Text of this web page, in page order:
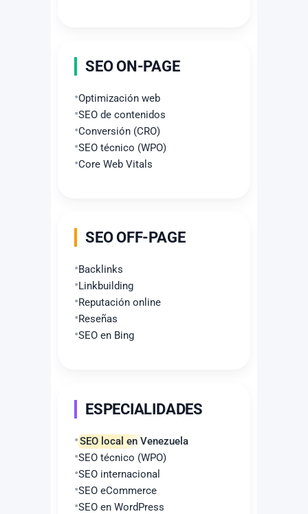
SEO ON-PAGE
Optimización web
SEO de contenidos
Conversión (CRO)
SEO técnico (WPO)
Core Web Vitals
SEO OFF-PAGE
Backlinks
Linkbuilding
Reputación online
Reseñas
SEO en Bing
ESPECIALIDADES
SEO local en Venezuela
SEO técnico (WPO)
SEO internacional
SEO eCommerce
SEO en WordPress